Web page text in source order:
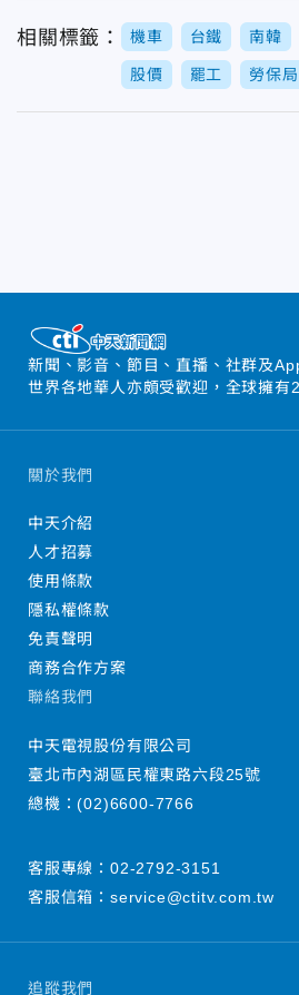
相關標籤： 機車 台鐵 南韓
股價 罷工 勞保局
新聞、影音、節目、直播、社群及
世界各地華人亦頗受歡迎，全球擁有
追蹤我們
關於我們
中天介紹
人才招募
使用條款
隱私權條款
免責聲明
商務合作方案
聯絡我們
中天電視股份有限公司
臺北市內湖區民權東路六段25號
總機：(02)6600-7766
客服專線： 02-2792-3151
客服信箱： service@ctitv.com.tw